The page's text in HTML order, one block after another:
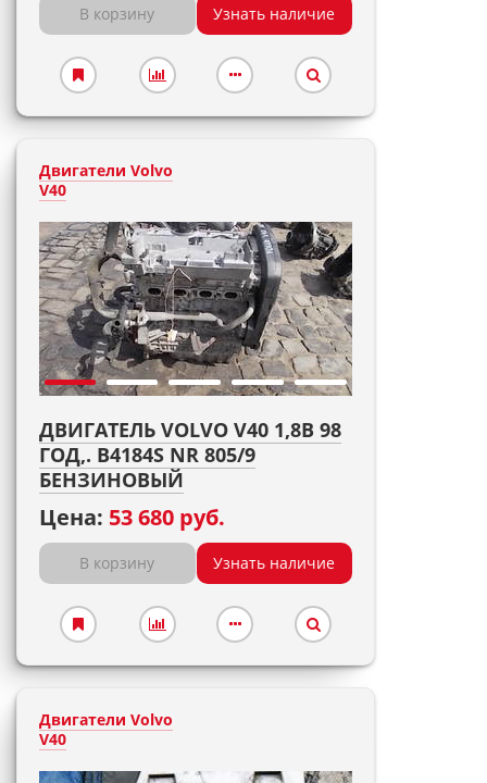
В корзину Узнать наличие
Двигатели Volvo
V40
ДВИГАТЕЛЬ VOLVO V40 1,8B 98
ГОД,. B4184S NR 805/9
БЕНЗИНОВЫЙ
Цена: 53 680 руб.
В корзину Узнать наличие
Двигатели Volvo
V40